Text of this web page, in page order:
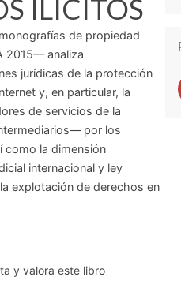
ILÍCITOS
de propiedad
2015— analiza
jurídicas de la protección
y, en particular, la
de servicios de la
por los
como la dimensión
internacional y ley
explotación de derechos en
y valora este libro